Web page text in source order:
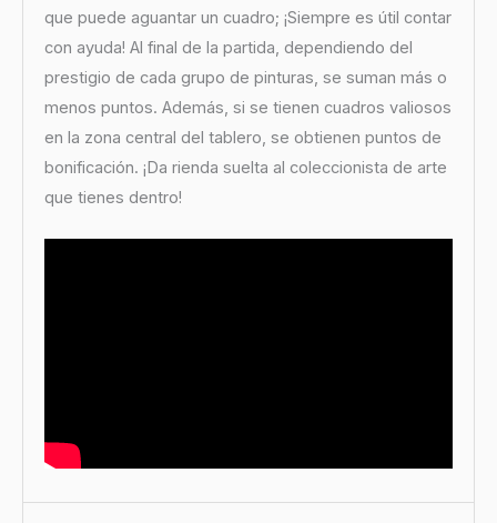
que puede aguantar un cuadro; ¡Siempre es útil contar
con ayuda! Al final de la partida, dependiendo del
prestigio de cada grupo de pinturas, se suman más o
menos puntos. Además, si se tienen cuadros valiosos
en la zona central del tablero, se obtienen puntos de
bonificación. ¡Da rienda suelta al coleccionista de arte
que tienes dentro!